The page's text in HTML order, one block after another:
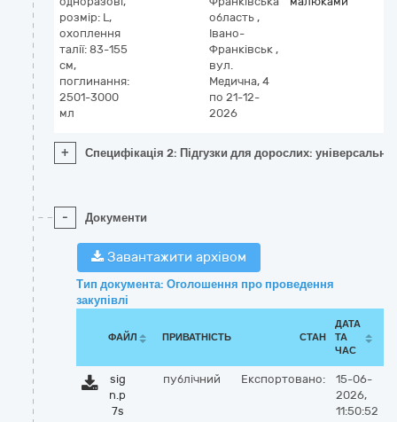
розмір: L,
охоплення
талії: 83-155
см,
поглинання:
2501-3000
мл
область ,
Івано-
Франківськ ,
вул.
Медична, 4
по 21-12-
2026
+ Специфікація 2: Підгузки для дорослих:
- Документи
Завантажити архівом
Тип документа: Оголошення про проведення
закупівлі
ФАЙЛ ПРИВАТНІСТЬ СТАН
ДАТА
ТА
ЧАС
sig
n.p
7s
публічний Експортовано:
15-06-
2026,
11:50:52